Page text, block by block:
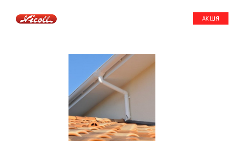
АКЦІЯ